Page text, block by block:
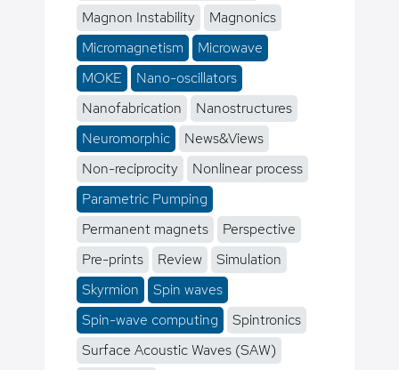
Magnon Instability
Magnonics
Micromagnetism
Microwave
MOKE
Nano-oscillators
Nanofabrication
Nanostructures
Neuromorphic
News&Views
Non-reciprocity
Nonlinear process
Parametric Pumping
Permanent magnets
Perspective
Pre-prints
Review
Simulation
Skyrmion
Spin waves
Spin-wave computing
Spintronics
Surface Acoustic Waves (SAW)